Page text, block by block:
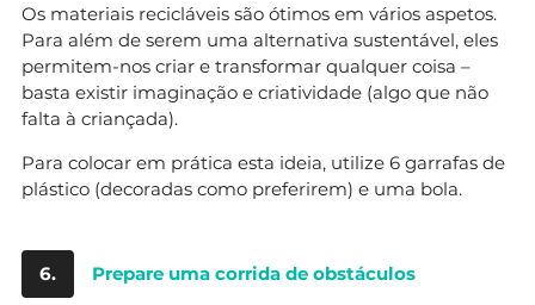
Os materiais recicláveis são ótimos em vários aspetos.
Para além de serem uma alternativa sustentável, eles
permitem-nos criar e transformar qualquer coisa –
basta existir imaginação e criatividade (algo que não
falta à criançada).
Para colocar em prática esta ideia, utilize 6 garrafas de
plástico (decoradas como preferirem) e uma bola.
6. Prepare uma corrida de obstáculos